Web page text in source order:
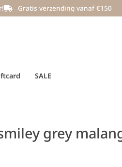
Gratis verzending vanaf €150
SALE
grey